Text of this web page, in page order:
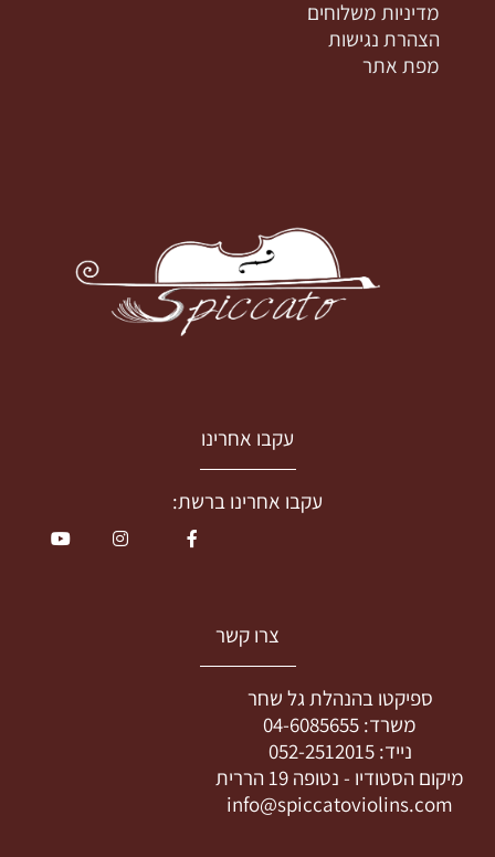
מדיניות משלוחים
הצהרת נגישות
מפת אתר
עקבו אחרינו
עקבו אחרינו ברשת:
צרו קשר
ספיקטו בהנהלת גל שחר
משרד: 04-6085655
נייד:052-2512015
מיקום הסטודיו - נטופה 19 הררית
info@spiccatoviolins.com